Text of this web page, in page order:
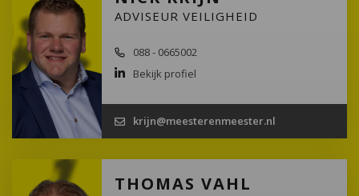
ADVISEUR VEILIGHEID
088 - 0665002
Bekijk profiel
krijn@meesterenmeester.nl
THOMAS VAHL